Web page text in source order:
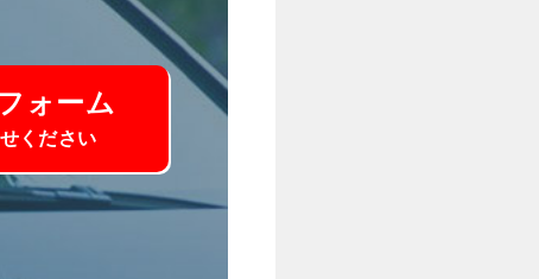
ォーム
ください